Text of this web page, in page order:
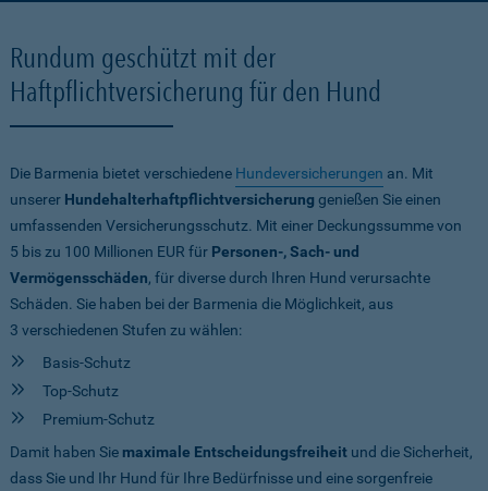
Rundum geschützt mit der
Haftpflichtversicherung für den Hund
Die Barmenia bietet verschiedene Hundeversicherungen an. Mit
unserer Hundehalterhaftpflichtversicherung genießen Sie einen
umfassenden Versicherungsschutz. Mit einer Deckungssumme von
5 bis zu 100 Millionen EUR für Personen-, Sach- und
Vermögensschäden, für diverse durch Ihren Hund verursachte
Schäden. Sie haben bei der Barmenia die Möglichkeit, aus
3 verschiedenen Stufen zu wählen:
Basis-Schutz
Top-Schutz
Premium-Schutz
Damit haben Sie maximale Entscheidungsfreiheit und die Sicherheit,
dass Sie und Ihr Hund für Ihre Bedürfnisse und eine sorgenfreie